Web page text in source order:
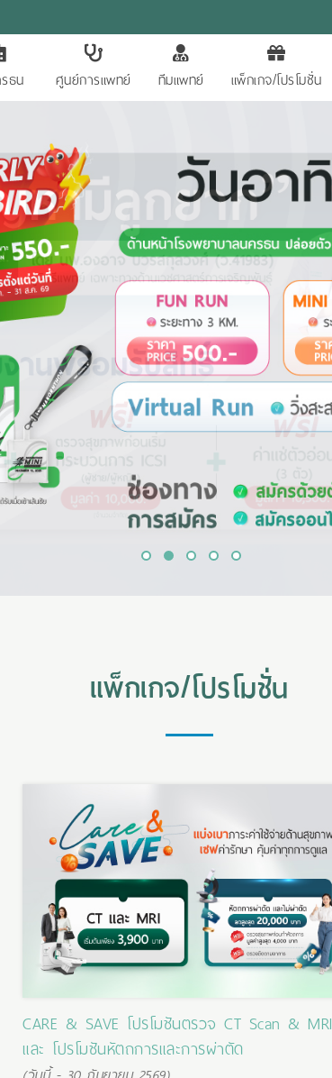
ธน ศูนย์การแพทย์ ทีมแพทย์ แพ็กเกจ/โปรโมชั่น
1 2 3 4 5
แพ็กเกจ/โปรโมชั่น
CARE & SAVE โปรโมชันตรวจ CT Scan & MRI
และ โปรโมชันหัตถการและการผ่าตัด